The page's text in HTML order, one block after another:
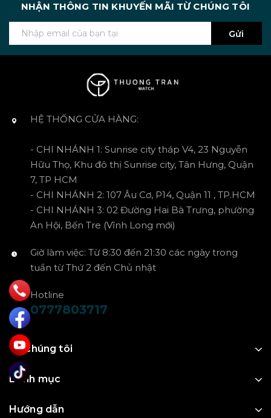
NHẬN THÔNG TIN KHUYẾN MÃI TỪ CHÚNG TÔI
Gửi
HỆ THỐNG CỬA HÀNG:
- CHI NHÁNH 1: Sunrise city tháp V4, 23 Nguyễn
Hữu Thọ, Khu đô thị Sunrise city, Tân Hưng, Quận
7, TP HCM
- CHI NHÁNH 2: 107 Âu Cơ, P14, Quận 11 , TP.HCM
- CHI NHÁNH 3: 02 Đường Hai Bà Trưng, phường
An Hội, Bến Tre (Vĩnh Long mới)
Giờ làm việc: Từ 8:30 đến 21:30 các ngày trong
tuần từ Thứ 2 đến Chủ nhật
Hotline
0777803717
Về chúng tôi
Danh mục
Hướng dẫn